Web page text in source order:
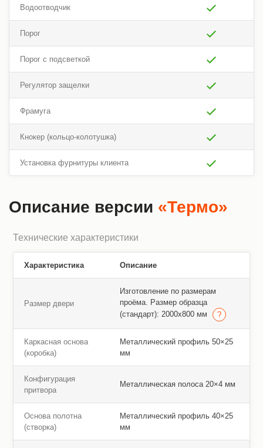
Водоотводчик
Порог
Порог с подсветкой
Регулятор защелки
Фрамуга
Кнокер (кольцо-колотушка)
Установка фурнитуры клиента
Описание версии «Термо»
Технические характеристики
Характеристика Описание
Размер двери
Изготовление по размерам
проёма. Размер образца
(стандарт): 2000х800 мм
Каркасная основа
(коробка)
Металлический профиль 50×25
мм
Конфигурация
притвора
Металлическая полоса 20×4 мм
Основа полотна
(створка)
Металлический профиль 40×25
мм